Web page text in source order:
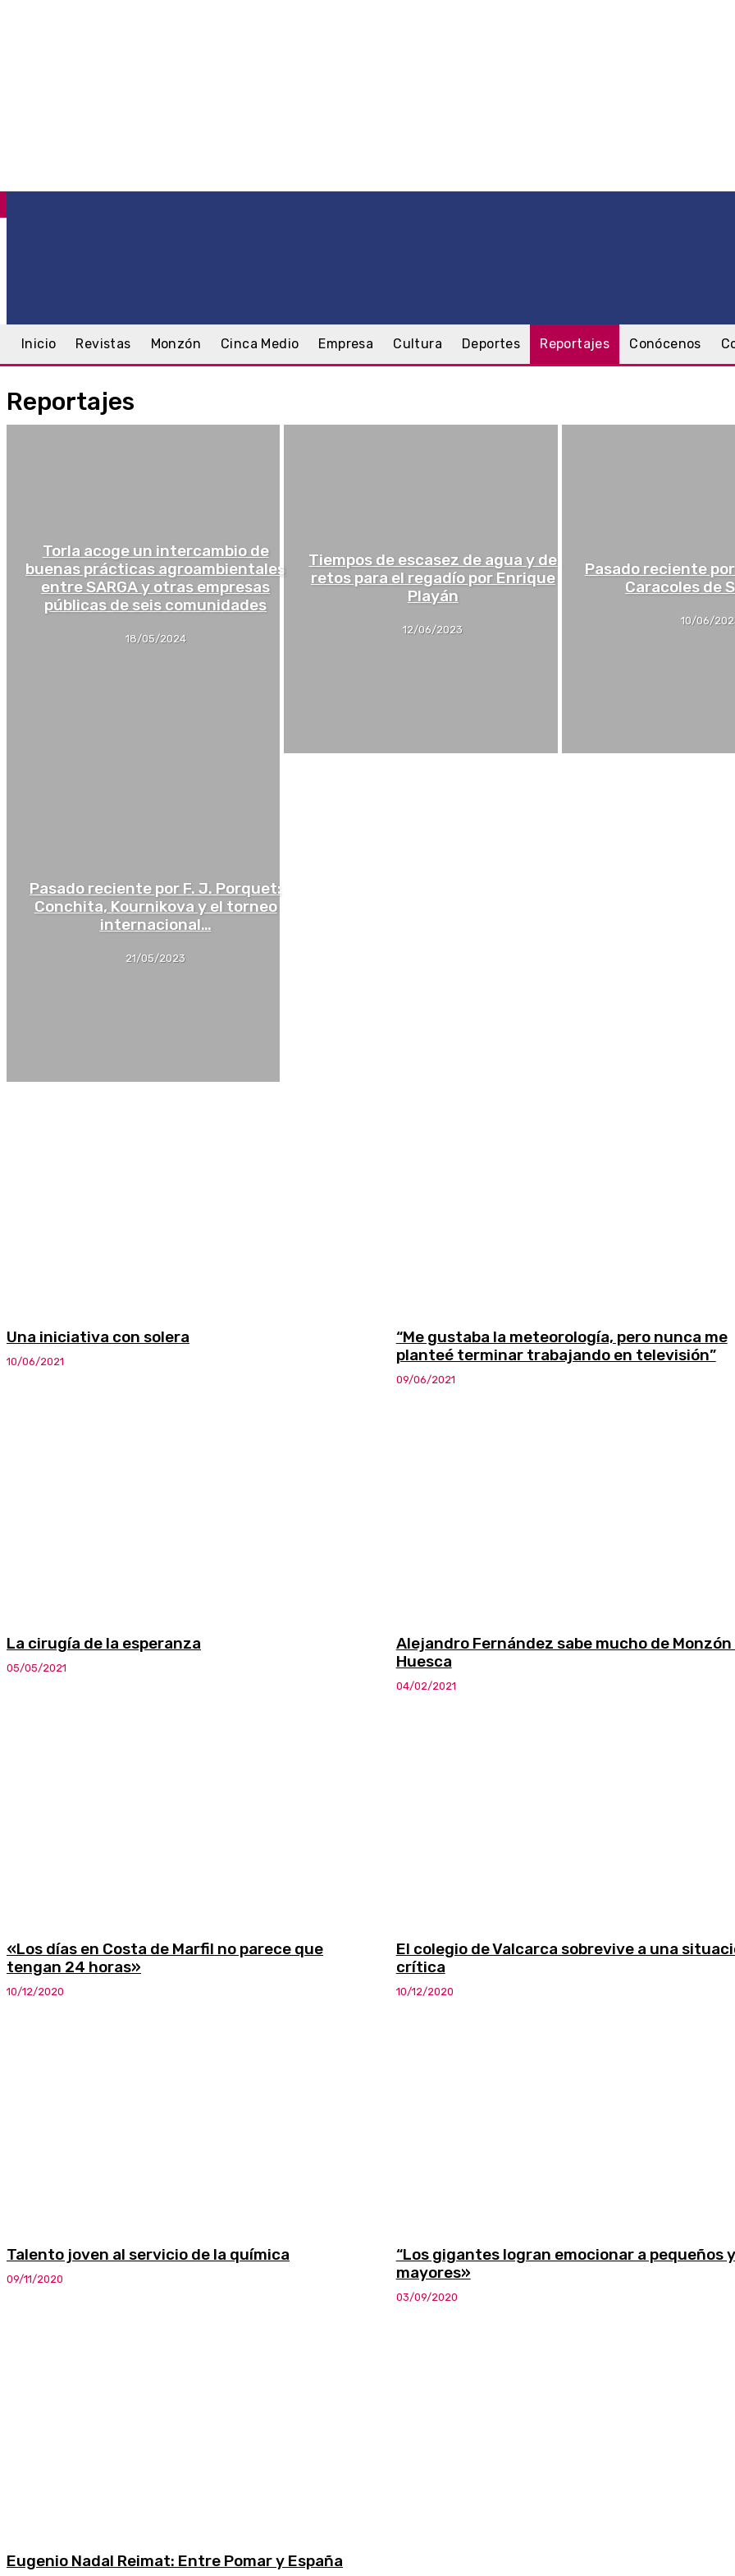
Inicio Revistas Monzón Cinca Medio Empresa Cultura Deportes Reportajes Conócenos
Reportajes
Torla acoge un intercambio de
buenas prácticas agroambientales
entre SARGA y otras empresas
públicas de seis comunidades
18/05/2024
Tiempos de escasez de agua y de
retos para el regadío por Enrique
Playán
12/06/2023
Pasado reciente
Caracoles de
10/06/
Pasado reciente por F. J. Porquet:
Conchita, Kournikova y el torneo
internacional…
21/05/2023
Una iniciativa con solera
10/06/2021
“Me gustaba la meteorología, pero nunca me
planteé terminar trabajando en televisión”
09/06/2021
La cirugía de la esperanza
05/05/2021
Alejandro Fernández sabe mucho de Monzón
Huesca
04/02/2021
«Los días en Costa de Marfil no parece que
tengan 24 horas»
10/12/2020
El colegio de Valcarca sobrevive a una
crítica
10/12/2020
Talento joven al servicio de la química
09/11/2020
“Los gigantes logran emocionar a pequeños y
mayores»
03/09/2020
Eugenio Nadal Reimat: Entre Pomar y España